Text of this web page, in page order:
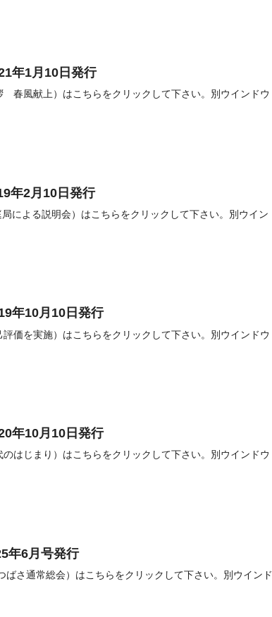
年1月10日発行
春風献上）はこちらをクリックして下さい。別ウインドウ
年2月10日発行
による説明会）はこちらをクリックして下さい。別ウイン
年10月10日発行
価を実施）はこちらをクリックして下さい。別ウインドウ
年10月10日発行
はじまり）はこちらをクリックして下さい。別ウインドウ
年6月号発行
さ通常総会）はこちらをクリックして下さい。別ウインド